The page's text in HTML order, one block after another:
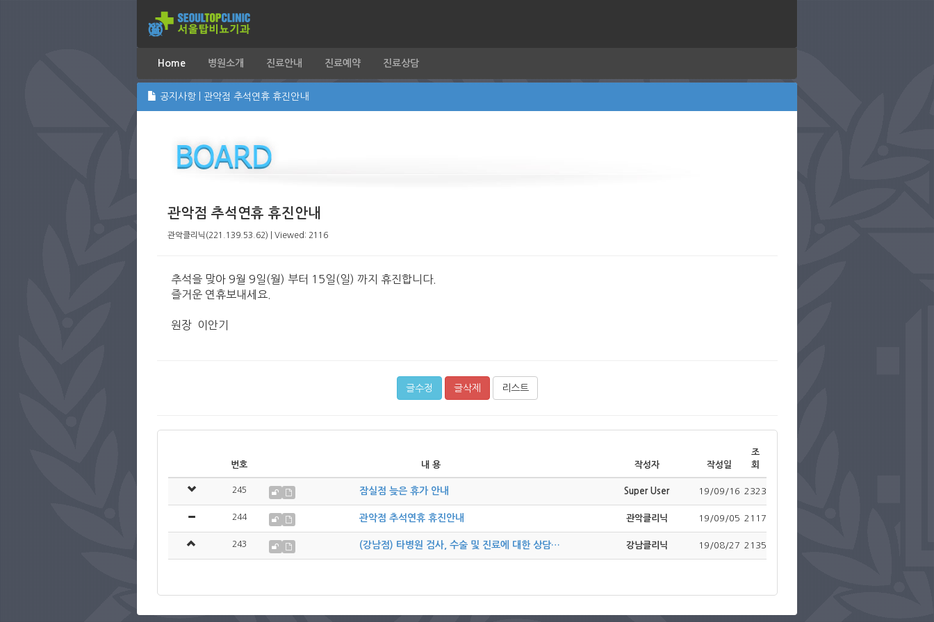
Home 병원소개 진료안내 진료예약 진료상담
공지사항 | 관악점 추석연휴 휴진안내
관악점 추석연휴 휴진안내
관악클리닉(221.139.53.62) | Viewed: 2116
추석을 맞아 9월 9일(월) 부터 15일(일) 까지 휴진합니다.
즐거운 연휴보내세요.
원장 이안기
글수정 글삭제 리스트
번호 내 용 작성자 작성일
조
회
245 잠실점 늦은 휴가 안내 Super User 19/09/16 2323
244 관악점 추석연휴 휴진안내 관악클리닉 19/09/05 2117
243 (강남점) 타병원 검사, 수술 및 진료에 대한 상담… 강남클리닉 19/08/27 2135